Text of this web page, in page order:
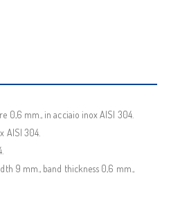
0,6 mm., in acciaio inox AISI 304.
AISI 304.
9 mm., band thickness 0,6 mm.,